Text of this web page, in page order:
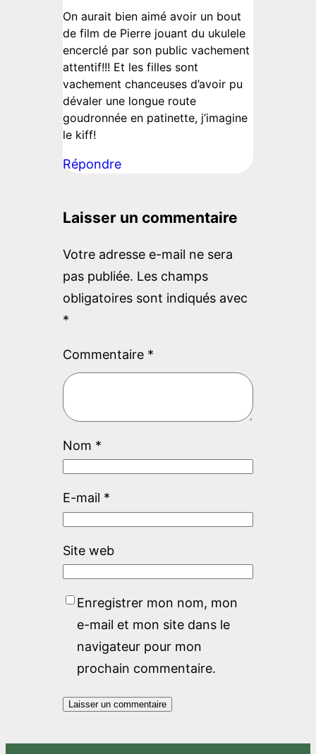
On aurait bien aimé avoir un bout
de film de Pierre jouant du ukulele
encerclé par son public vachement
attentif!!! Et les filles sont
vachement chanceuses d’avoir pu
dévaler une longue route
goudronnée en patinette, j’imagine
le kiff!
Répondre
Laisser un commentaire
Votre adresse e-mail ne sera
pas publiée. Les champs
obligatoires sont indiqués avec
*
Commentaire *
Nom *
E-mail *
Site web
Enregistrer mon nom, mon
e-mail et mon site dans le
navigateur pour mon
prochain commentaire.